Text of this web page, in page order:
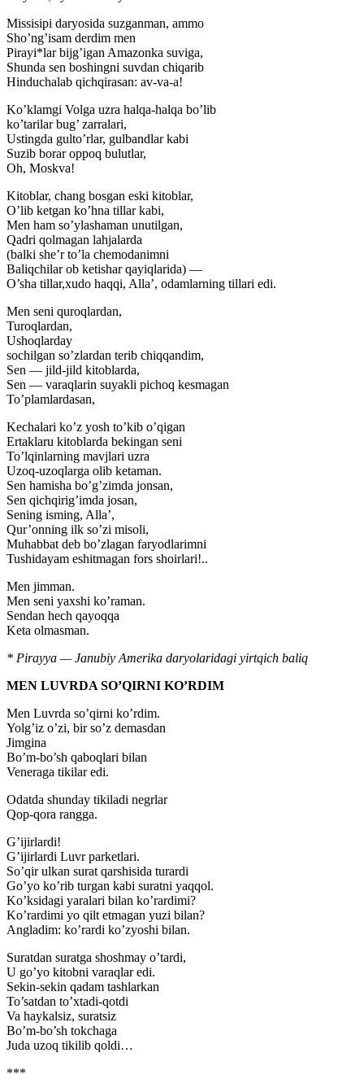
Missisipi daryosida suzganman, ammo
Sho’ng’isam derdim men
Pirayi*lar bijg’igan Amazonka suviga,
Shunda sen boshingni suvdan chiqarib
Hinduchalab qichqirasan: av-va-a!
Ko’klamgi Volga uzra halqa-halqa bo’lib
ko’tarilar bug’ zarralari,
Ustingda gulto’rlar, gulbandlar kabi
Suzib borar oppoq bulutlar,
Oh, Moskva!
Kitoblar, chang bosgan eski kitoblar,
O’lib ketgan ko’hna tillar kabi,
Men ham so’ylashaman unutilgan,
Qadri qolmagan lahjalarda
(balki she’r to’la chemodanimni
Baliqchilar ob ketishar qayiqlarida) —
O’sha tillar,xudo haqqi, Alla’, odamlarning tillari edi.
Men seni quroqlardan,
Turoqlardan,
Ushoqlarday
sochilgan so’zlardan terib chiqqandim,
Sen — jild-jild kitoblarda,
Sen — varaqlarin suyakli pichoq kesmagan
To’plamlardasan,
Kechalari ko’z yosh to’kib o’qigan
Ertaklaru kitoblarda bekingan seni
To’lqinlarning mavjlari uzra
Uzoq-uzoqlarga olib ketaman.
Sen hamisha bo’g’zimda jonsan,
Sen qichqirig’imda josan,
Sening isming, Alla’,
Qur’onning ilk so’zi misoli,
Muhabbat deb bo’zlagan faryodlarimni
Tushidayam eshitmagan fors shoirlari!..
Men jimman.
Men seni yaxshi ko’raman.
Sendan hech qayoqqa
Keta olmasman.
* Pirayya — Janubiy Amerika daryolaridagi yirtqich baliq
MEN LUVRDA SO’QIRNI KO’RDIM
Men Luvrda so’qirni ko’rdim.
Yolg’iz o’zi, bir so’z demasdan
Jimgina
Bo’m-bo’sh qaboqlari bilan
Veneraga tikilar edi.
Odatda shunday tikiladi negrlar
Qop-qora rangga.
G’ijirlardi!
G’ijirlardi Luvr parketlari.
So’qir ulkan surat qarshisida turardi
Go’yo ko’rib turgan kabi suratni yaqqol.
Ko’ksidagi yaralari bilan ko’rardimi?
Ko’rardimi yo qilt etmagan yuzi bilan?
Angladim: ko’rardi ko’zyoshi bilan.
Suratdan suratga shoshmay o’tardi,
U go’yo kitobni varaqlar edi.
Sekin-sekin qadam tashlarkan
To’satdan to’xtadi-qotdi
Va haykalsiz, suratsiz
Bo’m-bo’sh tokchaga
Juda uzoq tikilib qoldi…
***